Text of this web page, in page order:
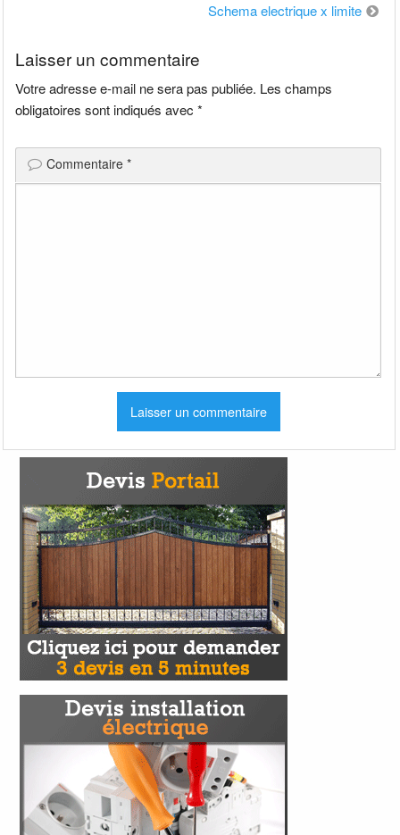
Schema electrique x limite
Laisser un commentaire
Votre adresse e-mail ne sera pas publiée. Les champs
obligatoires sont indiqués avec*
Commentaire*